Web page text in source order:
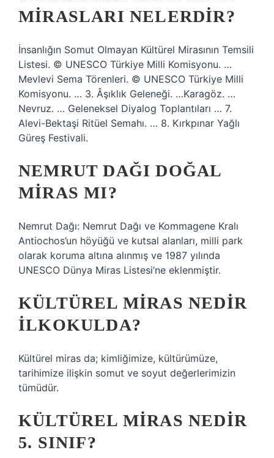
MIRASLARI NELERDIR?
İnsanlığın Somut Olmayan Kültürel Mirasının Temsili
Listesi. © UNESCO Türkiye Milli Komisyonu. …
Mevlevi Sema Törenleri. © UNESCO Türkiye Milli
Komisyonu. … 3. Âşıklık Geleneği. …Karagöz. …
Nevruz. … Geleneksel Diyalog Toplantıları … 7.
Alevi-Bektaşi Ritüel Semahı. … 8. Kırkpınar Yağlı
Güreş Festivali.
NEMRUT DAĞI DOĞAL
MIRAS MI?
Nemrut Dağı: Nemrut Dağı ve Kommagene Kralı
Antiochos’un höyüğü ve kutsal alanları, milli park
olarak koruma altına alınmış ve 1987 yılında
UNESCO Dünya Miras Listesi’ne eklenmiştir.
KÜLTÜREL MIRAS NEDIR
ILKOKULDA?
Kültürel miras da; kimliğimize, kültürümüze,
tarihimize ilişkin somut ve soyut değerlerimizin
tümüdür.
KÜLTÜREL MIRAS NEDIR
5. SINIF?